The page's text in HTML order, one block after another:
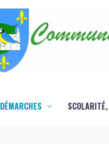
DÉMARCHES SCOLARITÉ,